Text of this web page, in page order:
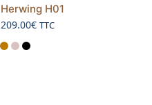
Herwing H01
209.00€ TTC